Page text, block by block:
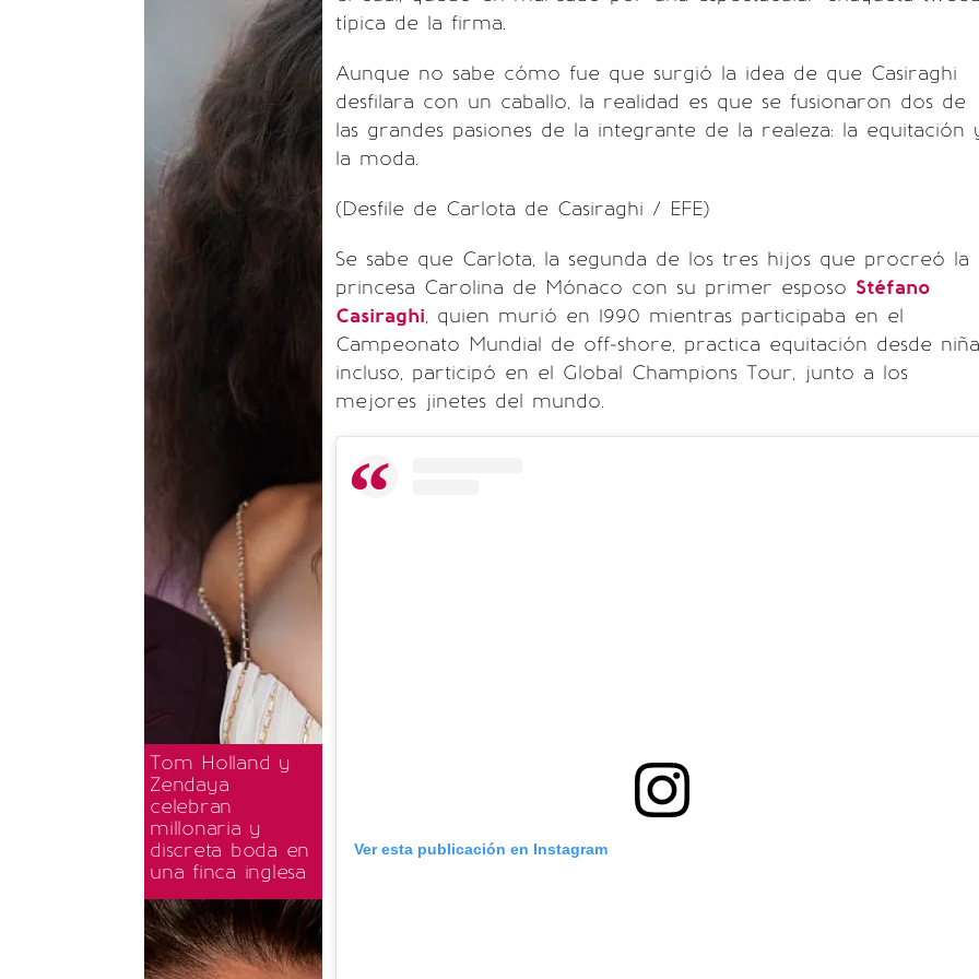
Tom Holland y
Zendaya
celebran
millonaria y
discreta boda en
una finca inglesa
típica de la firma.
Aunque no sabe cómo fue que surgió la idea de que Casiraghi
desfilara con un caballo, la realidad es que se fusionaron dos de
las grandes pasiones de la integrante de la realeza: la equitación
la moda.
(Desfile de Carlota de Casiraghi / EFE)
Se sabe que Carlota, la segunda de los tres hijos que procreó la
princesa Carolina de Mónaco con su primer esposo Stéfano
Casiraghi, quien murió en 1990 mientras participaba en el
Campeonato Mundial de off-shore, practica equitación desde
incluso, participó en el Global Champions Tour, junto a los
mejores jinetes del mundo.
Ver esta publicación en Instagram